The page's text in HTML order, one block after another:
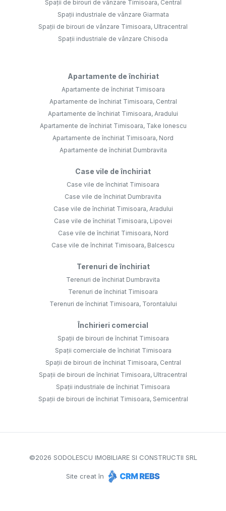
Spații de birouri de vânzare Timisoara, Central
Spații industriale de vânzare Giarmata
Spații de birouri de vânzare Timisoara, Ultracentral
Spații industriale de vânzare Chisoda
Apartamente de închiriat
Apartamente de închiriat Timisoara
Apartamente de închiriat Timisoara, Central
Apartamente de închiriat Timisoara, Aradului
Apartamente de închiriat Timisoara, Take Ionescu
Apartamente de închiriat Timisoara, Nord
Apartamente de închiriat Dumbravita
Case vile de închiriat
Case vile de închiriat Timisoara
Case vile de închiriat Dumbravita
Case vile de închiriat Timisoara, Aradului
Case vile de închiriat Timisoara, Lipovei
Case vile de închiriat Timisoara, Nord
Case vile de închiriat Timisoara, Balcescu
Terenuri de închiriat
Terenuri de închiriat Dumbravita
Terenuri de închiriat Timisoara
Terenuri de închiriat Timisoara, Torontalului
Închirieri comercial
Spații de birouri de închiriat Timisoara
Spații comerciale de închiriat Timisoara
Spații de birouri de închiriat Timisoara, Central
Spații de birouri de închiriat Timisoara, Ultracentral
Spații industriale de închiriat Timisoara
Spații de birouri de închiriat Timisoara, Semicentral
©2026 SODOLESCU IMOBILIARE SI CONSTRUCTII SRL
Site creat în